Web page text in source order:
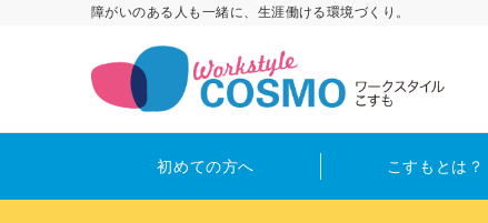
障がいのある人も一緒に、生涯働ける環境づくり。
初めての方へ こすもとは？